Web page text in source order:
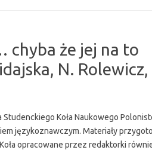
chyba że jej na to
N.
Studenckiego Koła Naukowego
językoznawczym. Materiały
opracowane przez redaktorki